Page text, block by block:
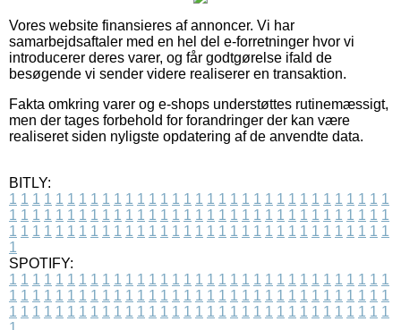
Vores website finansieres af annoncer. Vi har
samarbejdsaftaler med en hel del e-forretninger hvor vi
introducerer deres varer, og får godtgørelse ifald de
besøgende vi sender videre realiserer en transaktion.
Fakta omkring varer og e-shops understøttes rutinemæssigt,
men der tages forbehold for forandringer der kan være
realiseret siden nyligste opdatering af de anvendte data.
BITLY:
1 1 1 1 1 1 1 1 1 1 1 1 1 1 1 1 1 1 1 1 1 1 1 1 1 1 1 1 1 1 1 1 1
1 1 1 1 1 1 1 1 1 1 1 1 1 1 1 1 1 1 1 1 1 1 1 1 1 1 1 1 1 1 1 1 1
1 1 1 1 1 1 1 1 1 1 1 1 1 1 1 1 1 1 1 1 1 1 1 1 1 1 1 1 1 1 1 1 1
1
SPOTIFY:
1 1 1 1 1 1 1 1 1 1 1 1 1 1 1 1 1 1 1 1 1 1 1 1 1 1 1 1 1 1 1 1 1
1 1 1 1 1 1 1 1 1 1 1 1 1 1 1 1 1 1 1 1 1 1 1 1 1 1 1 1 1 1 1 1 1
1 1 1 1 1 1 1 1 1 1 1 1 1 1 1 1 1 1 1 1 1 1 1 1 1 1 1 1 1 1 1 1 1